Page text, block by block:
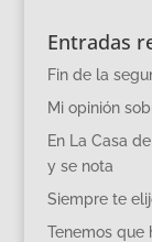
Entradas
Fin de la
Mi opinión
En La Casa
y se nota
Siempre te
Tenemos que